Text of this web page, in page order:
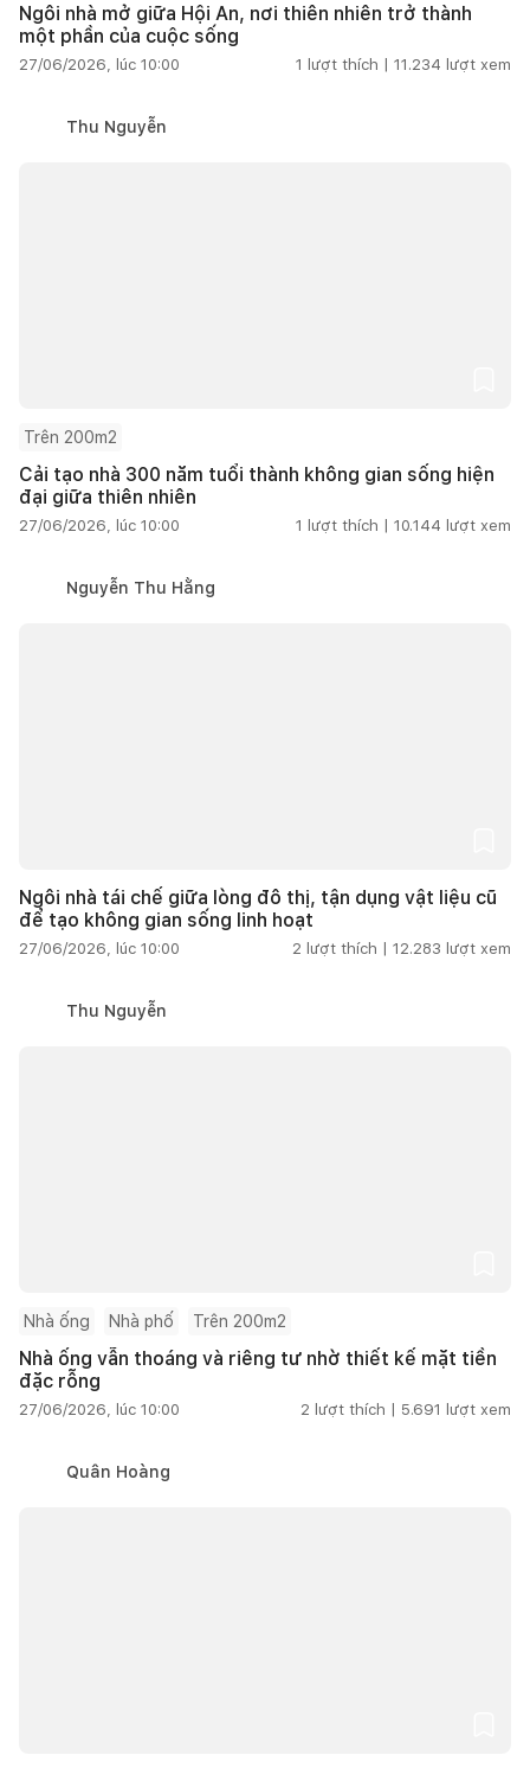
Ngôi nhà mở giữa Hội An, nơi thiên nhiên trở thành
một phần của cuộc sống
27/06/2026, lúc 10:00 1 lượt thích | 11.234 lượt xem
Thu Nguyễn
Trên 200m2
Cải tạo nhà 300 năm tuổi thành không gian sống hiện
đại giữa thiên nhiên
27/06/2026, lúc 10:00 1 lượt thích | 10.144 lượt xem
Nguyễn Thu Hằng
Ngôi nhà tái chế giữa lòng đô thị, tận dụng vật liệu cũ
để tạo không gian sống linh hoạt
27/06/2026, lúc 10:00 2 lượt thích | 12.283 lượt xem
Thu Nguyễn
Nhà ống Nhà phố Trên 200m2
Nhà ống vẫn thoáng và riêng tư nhờ thiết kế mặt tiền
đặc rỗng
27/06/2026, lúc 10:00 2 lượt thích | 5.691 lượt xem
Quân Hoàng